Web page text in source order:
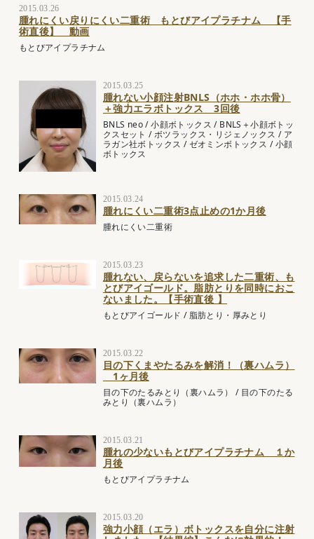
2015.03.26
腫れにくい戻りにくい二重術 もとびアイプラチナム 【手
術直後】 動画
もとびアイプラチナム
2015.03.25
腫れない小顔注射BNLS（ホホ・ホホ骨）
＋強力エラボトックス 3回後
BNLS neo/小顔ボトックス / BNLS＋小顔ボトッ
クスセット /ボツラックス・リジェノックス / ア
ラガン社ボトックス /ゼオミンボトックス /小顔
ボトックス
2015.03.24
腫れにくい二重術3点止めの1か月後
腫れにくい二重術
2015.03.23
腫れない、戻らないを追求した二重術、も
とびアイゴールド。脂肪とりを同時におこ
ないました。【手術直後 】
もとびアイゴールド /脂肪とり・厚みとり
2015.03.22
目の下くまやたるみを解消！（裏ハムラ）
1ヶ月後
目の下のたるみとり（裏ハムラ） / 目の下のたる
みとり（裏ハムラ）
2015.03.21
腫れの少ないもとびアイプラチナム １か
月後
もとびアイプラチナム
2015.03.20
強力小顔（エラ）ボトックスを自分に注射